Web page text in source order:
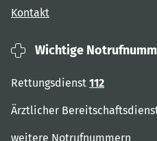
Kontakt
Wichtige
Rettungsdienst 112
Ärztlicher
weitere Notrufnummern